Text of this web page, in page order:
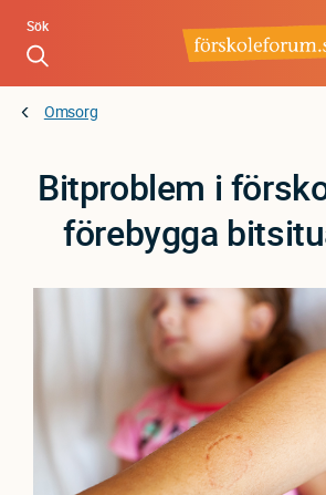
Hoppa
huvudinnehåll
Sök
Omsorg
Bitproblem i
förebygga